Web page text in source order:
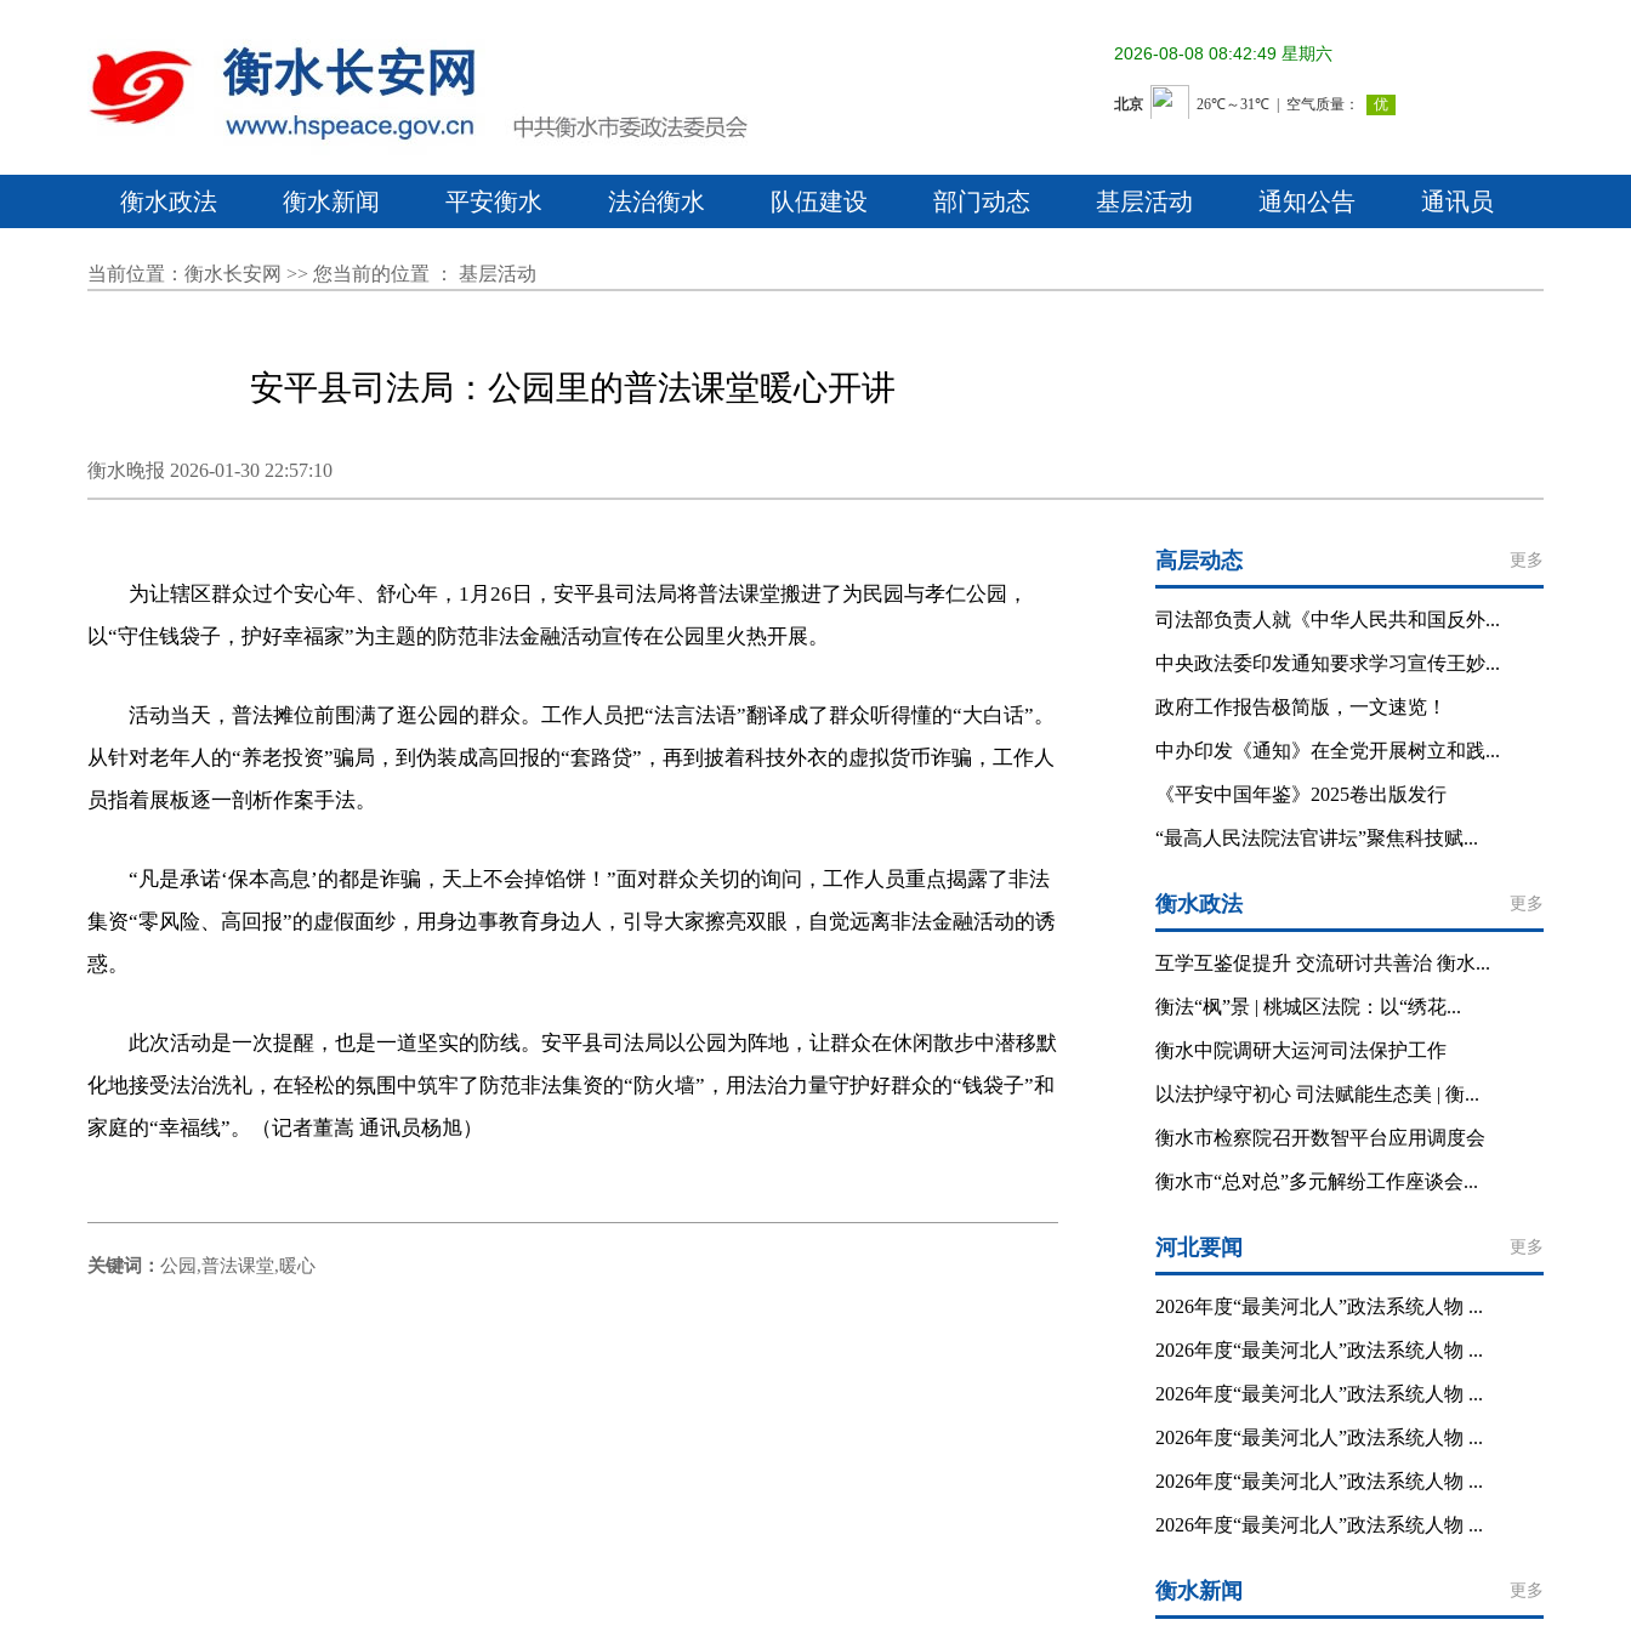
2026-08-08 08:42:49 星期六
衡水政法 衡水新闻 平安衡水 法治衡水 队伍建设 部门动态 基层活动 通知公告 通讯员
当前位置： 衡水长安网 >> 您当前的位置 ： 基层活动
安平县司法局：公园里的普法课堂暖心开讲
衡水晚报 2026-01-30 22:57:10
为让辖区群众过个安心年、舒心年，1月26日，安平县司法局将普法课堂搬进了为民园与孝仁公园，
以“守住钱袋子，护好幸福家”为主题的防范非法金融活动宣传在公园里火热开展。
活动当天，普法摊位前围满了逛公园的群众。工作人员把“法言法语”翻译成了群众听得懂的“大白话”。
从针对老年人的“养老投资”骗局，到伪装成高回报的“套路贷”，再到披着科技外衣的虚拟货币诈骗，工作人
员指着展板逐一剖析作案手法。
“凡是承诺‘保本高息’的都是诈骗，天上不会掉馅饼！”面对群众关切的询问，工作人员重点揭露了非法
集资“零风险、高回报”的虚假面纱，用身边事教育身边人，引导大家擦亮双眼，自觉远离非法金融活动的诱
惑。
此次活动是一次提醒，也是一道坚实的防线。安平县司法局以公园为阵地，让群众在休闲散步中潜移默
化地接受法治洗礼，在轻松的氛围中筑牢了防范非法集资的“防火墙”，用法治力量守护好群众的“钱袋子”和
家庭的“幸福线”。（记者董嵩 通讯员杨旭）
关键词： 公园,普法课堂,暖心
高层动态 更多
司法部负责人就《中华人民共和国反外...
中央政法委印发通知要求学习宣传王妙...
政府工作报告极简版，一文速览！
中办印发《通知》在全党开展树立和践...
《平安中国年鉴》2025卷出版发行
“最高人民法院法官讲坛”聚焦科技赋...
衡水政法 更多
互学互鉴促提升 交流研讨共善治 衡水...
衡法“枫”景 | 桃城区法院：以“绣花...
衡水中院调研大运河司法保护工作
以法护绿守初心 司法赋能生态美 | 衡...
衡水市检察院召开数智平台应用调度会
衡水市“总对总”多元解纷工作座谈会...
河北要闻 更多
2026年度“最美河北人”政法系统人物 ...
2026年度“最美河北人”政法系统人物 ...
2026年度“最美河北人”政法系统人物 ...
2026年度“最美河北人”政法系统人物 ...
2026年度“最美河北人”政法系统人物 ...
2026年度“最美河北人”政法系统人物 ...
衡水新闻 更多